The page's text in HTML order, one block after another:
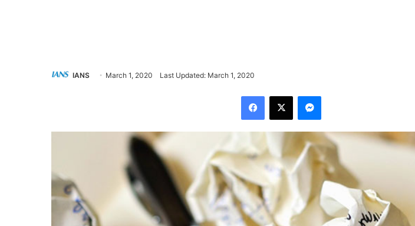
IANS March 1, 2020 Last Updated: March 1, 2020